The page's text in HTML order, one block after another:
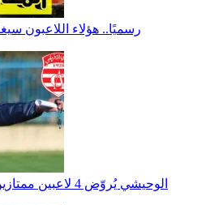
رسميًا.. هؤلاء اللاعبون
الوحيشي يُروّض 4 لاعبين ممتازين من الدوري التونسي